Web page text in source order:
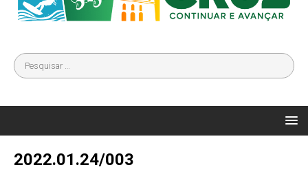
2022.01.24/003